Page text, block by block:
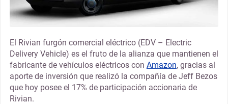
El Rivian furgón comercial eléctrico (EDV – Electric
Delivery Vehicle) es el fruto de la alianza que mantienen el
fabricante de vehículos eléctricos con Amazon, gracias al
aporte de inversión que realizó la compañía de Jeff Bezos
que hoy posee el 17% de participación accionaria de
Rivian.